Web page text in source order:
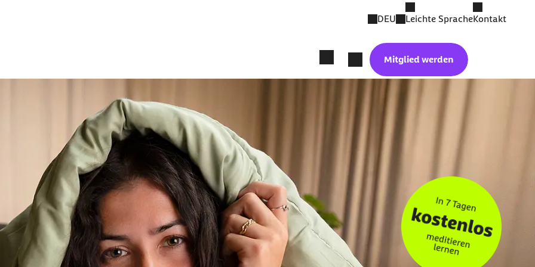
DEU Leichte SpracheKontakt
Mitglied werden